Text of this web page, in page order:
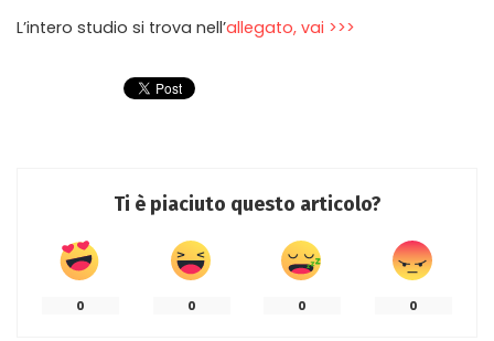
L’intero studio si trova nell’allegato, vai >>>
Ti è piaciuto questo articolo?
0 0 0 0